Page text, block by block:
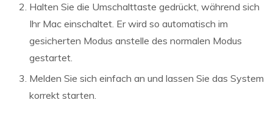
Halten Sie die Umschalttaste gedrückt, während sich
Ihr Mac einschaltet. Er wird so automatisch im
gesicherten Modus anstelle des normalen Modus
gestartet.
Melden Sie sich einfach an und lassen Sie das System
korrekt starten.